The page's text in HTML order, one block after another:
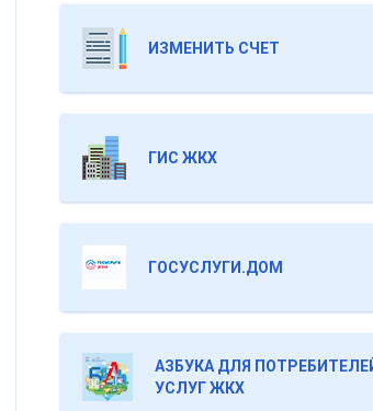
ИЗМЕНИТЬ СЧЕТ
ГИС ЖКХ
ГОСУСЛУГИ.ДОМ
АЗБУКА ДЛЯ
УСЛУГ ЖКХ